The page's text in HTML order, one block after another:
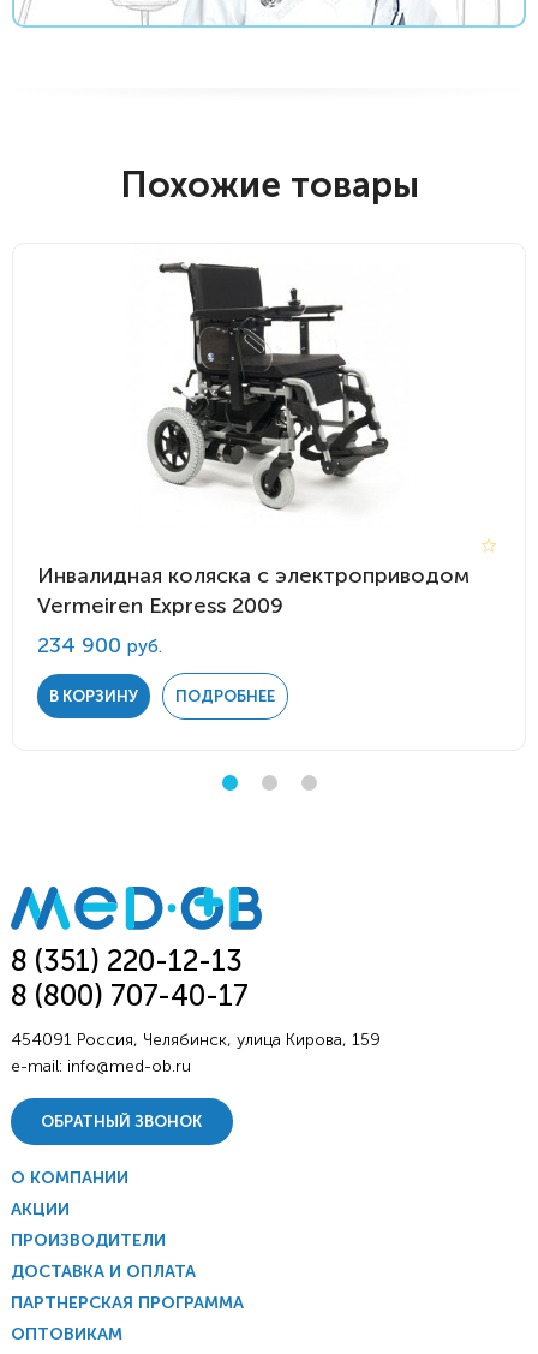
Похожие товары
Инвалидная коляска с электроприводом
Vermeiren Express 2009
234 900 руб.
В КОРЗИНУ ПОДРОБНЕЕ
8 (351) 220-12-13
8 (800) 707-40-17
454091 Россия, Челябинск, улица Кирова, 159
e-mail: info@med-ob.ru
ОБРАТНЫЙ ЗВОНОК
О КОМПАНИИ
АКЦИИ
ПРОИЗВОДИТЕЛИ
ДОСТАВКА И ОПЛАТА
ПАРТНЕРСКАЯ ПРОГРАММА
ОПТОВИКАМ